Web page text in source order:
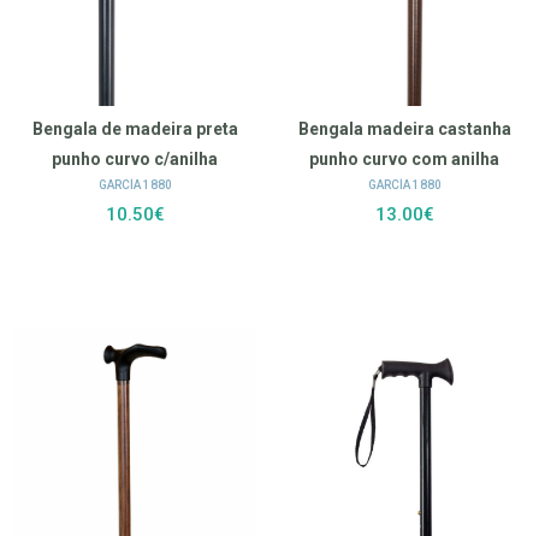
Bengala de madeira preta
punho curvo c/anilha
GARCÍA 1880
10.50€
Bengala madeira castanha
punho curvo com anilha
GARCÍA 1880
13.00€